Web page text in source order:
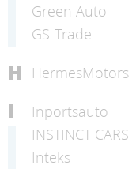
Green Auto
GS-Trade
H HermesMotors
I
Inportsauto
INSTINCT CARS
Inteks